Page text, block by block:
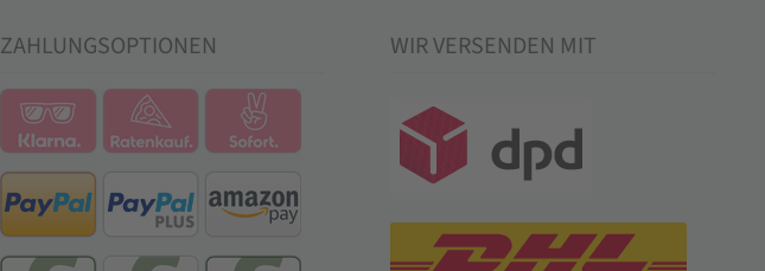
ZAHLUNGSOPTIONEN WIR VERSENDEN MIT